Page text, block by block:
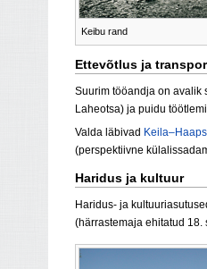
Keibu rand
Ettevõtlus ja
Suurim tööandja on avalik
Laheotsa) ja puidu
Valda läbivad
(perspektiivne
Haridus ja kultuur
Haridus- ja
(härrastemaja ehitatud